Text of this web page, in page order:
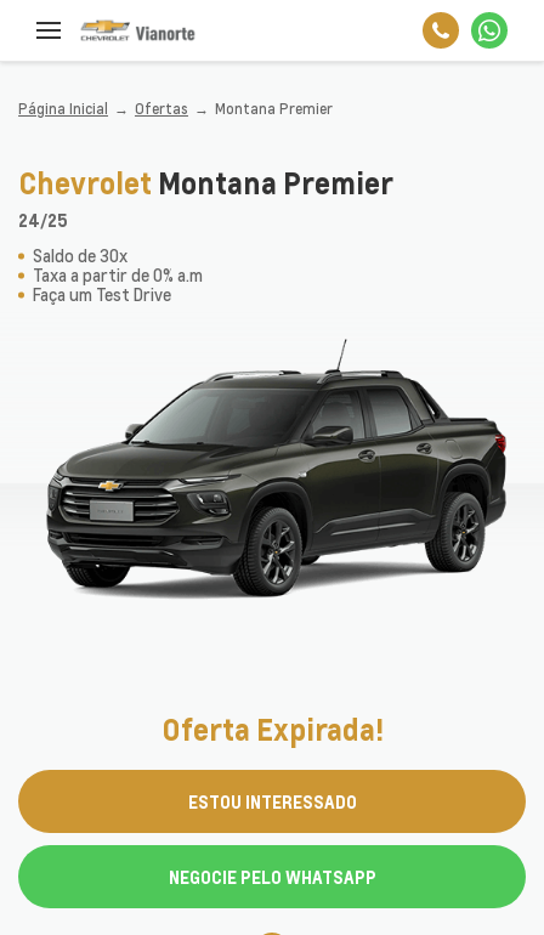
Página Inicial Ofertas Montana Premier
Chevrolet Montana Premier
24/25
Saldo de 30x
Taxa a partir de 0% a.m
Faça um Test Drive
Oferta Expirada!
ESTOU INTERESSADO
NEGOCIE PELO WHATSAPP